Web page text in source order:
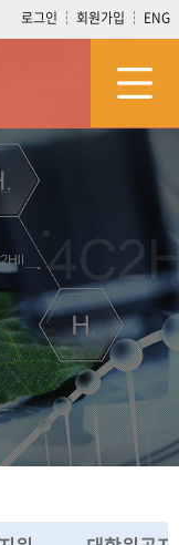
로그인 회원가입 ENG